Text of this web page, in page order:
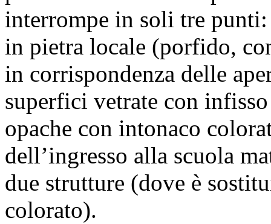
interrompe in soli tre
in pietra locale (porfido,
in corrispondenza delle
superfici vetrate con
opache con intonaco
dell’ingresso alla scuola
due strutture (dove è
colorato).